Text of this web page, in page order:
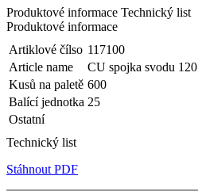
Produktové informace Technický list
Produktové informace
Artiklové čílso 117100
Article name
CU spojka svodu 120
Kusů na paletě 600
Balící jednotka 25
Ostatní
Technický list
Stáhnout PDF